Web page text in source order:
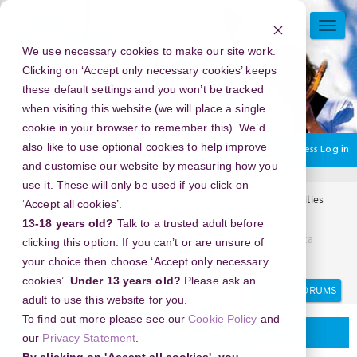
We use necessary cookies to make our site work.
Clicking on ‘Accept only necessary cookies’ keeps
these default settings and you won’t be tracked
when visiting this website (we will place a single
cookie in your browser to remember this). We’d
also like to use optional cookies to help improve
and customise our website by measuring how you
use it. These will only be used if you click on
‘Accept all cookies’.
13-18 years old? Talk to a trusted adult before
clicking this option. If you can’t or are unsure of
your choice then choose ‘Accept only necessary
cookies’. Under 13 years old? Please ask an
adult to use this website for you.
To find out more please see ourCookie Policy and
our Privacy Statement
Skip
content
You are currently using guest access Log in
Home Arts Award Forums
Regional events and opportunities
Regional events and opportunities
Perkembangan Media Online Lokal dalam Menyajikan Berita
Aktual
Search
Search
Regional events and opportunities